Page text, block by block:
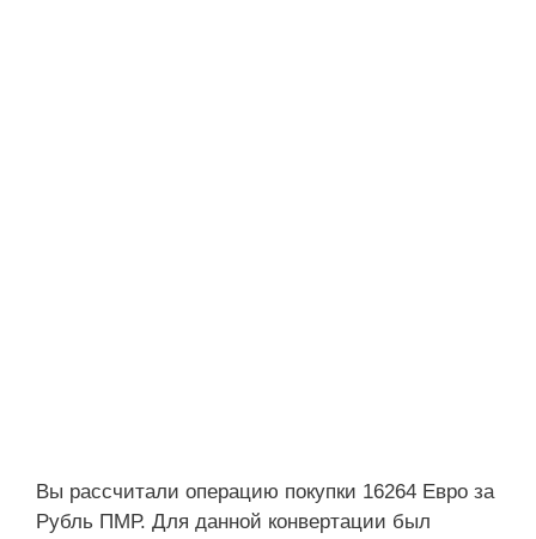
Вы рассчитали операцию покупки 16264 Евро за
Рубль ПМР. Для данной конвертации был